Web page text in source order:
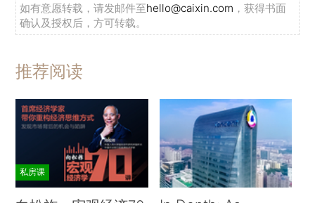
如有意愿转载，请发邮件至hello@caixin.com ，获得书面
确认及授权后，方可转载。
推荐阅读
私房课